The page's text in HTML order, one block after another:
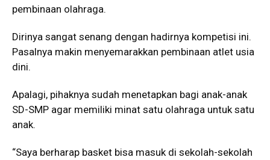
pembinaan olahraga.
Dirinya sangat senang dengan hadirnya kompetisi ini.
Pasalnya makin menyemarakkan pembinaan atlet usia
dini.
Apalagi, pihaknya sudah menetapkan bagi anak-anak
SD-SMP agar memiliki minat satu olahraga untuk satu
anak.
“Saya berharap basket bisa masuk di sekolah-sekolah